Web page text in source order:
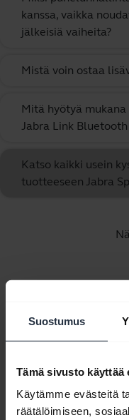
Suostumus
Tämä sivusto käyttää
Käytämme evästeitä
räätälöimiseen,
kanssa, vaikka
jälkeisiä vaiheita?
Mistä voin ostaa
Mitä hyötyä
Jabra Link
Katso kaikki usein
tuotteeseen Jabra
Tšekki